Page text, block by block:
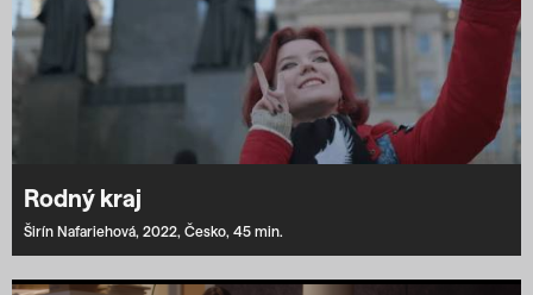
Rodný kraj
Širín Nafariehová, 2022, Česko, 45 min.